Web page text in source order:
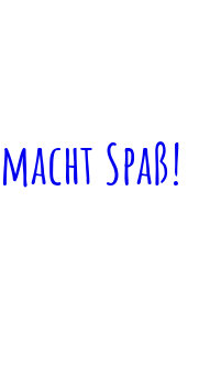
Spaß!